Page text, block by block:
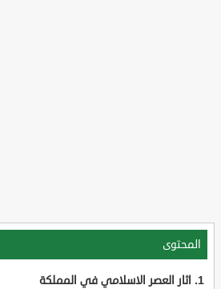
المحتوى
اثار العصر الاسلامي في المملكة